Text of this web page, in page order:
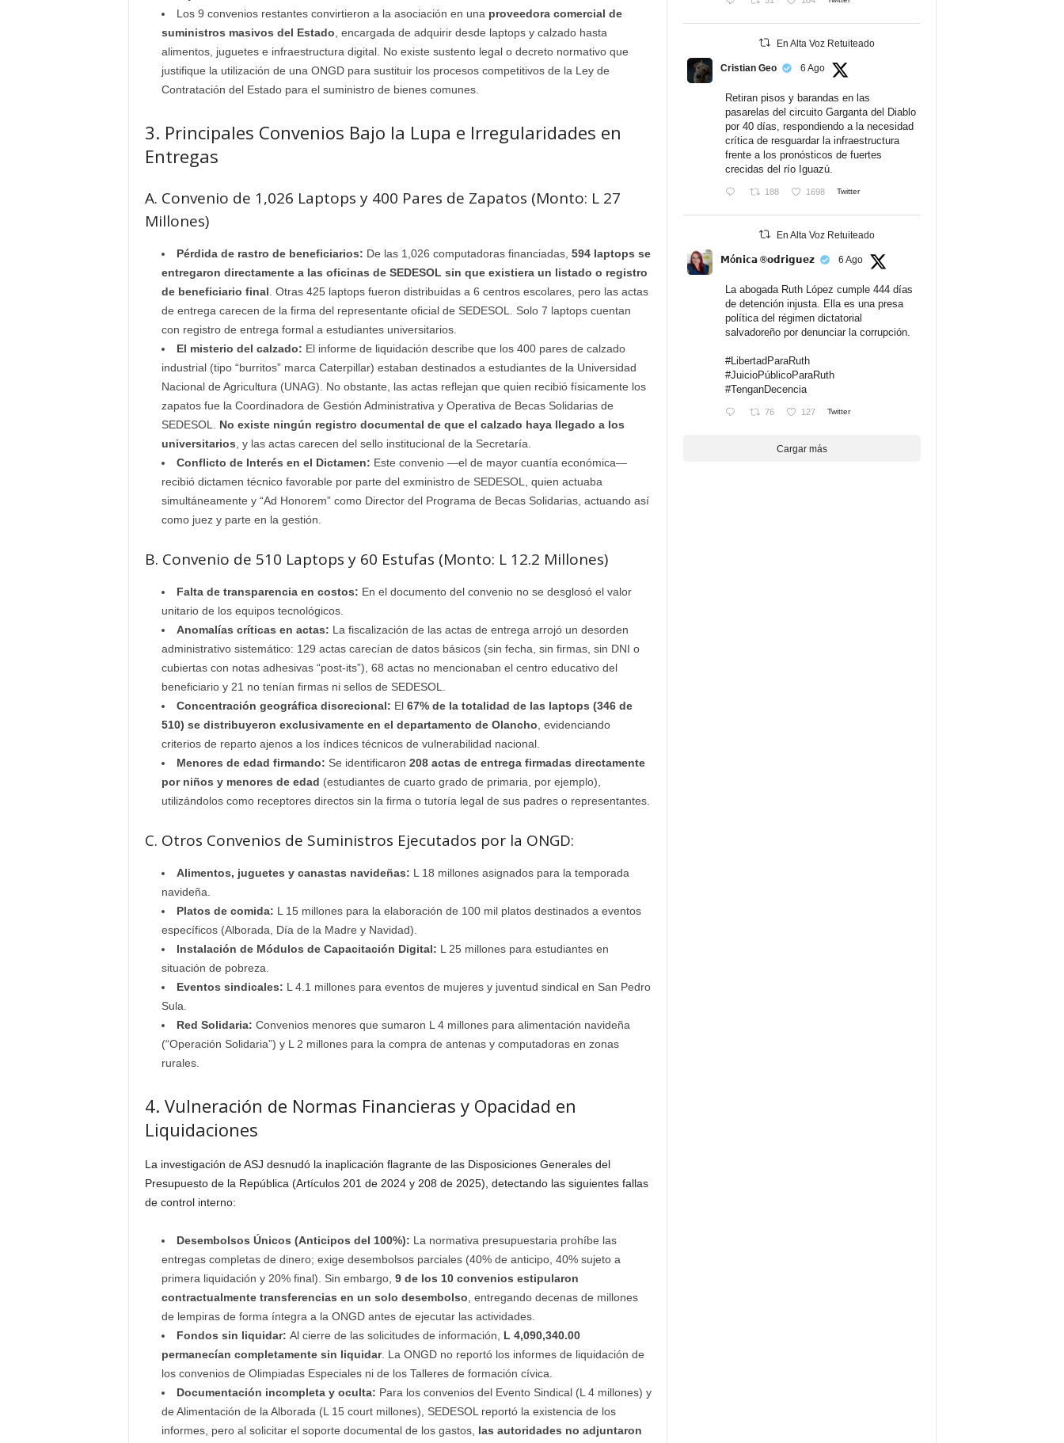
Los 9 convenios restantes convirtieron a la asociación en una proveedora comercial de
suministros masivos del Estado , encargada de adquirir desde laptops y calzado hasta
alimentos, juguetes e infraestructura digital. No existe sustento legal o decreto normativo que
justifique la utilización de una ONGD para sustituir los procesos competitivos de la Ley de
Contratación del Estado para el suministro de bienes comunes.
3. Principales Convenios Bajo la Lupa e Irregularidades en
Entregas
A. Convenio de 1,026 Laptops y 400 Pares de Zapatos (Monto: L 27
Millones)
Pérdida de rastro de beneficiarios: De las 1,026 computadoras financiadas, 594 laptops se
entregaron directamente a las oficinas de SEDESOL sin que existiera un listado o registro
de beneficiario final . Otras 425 laptops fueron distribuidas a 6 centros escolares, pero las actas
de entrega carecen de la firma del representante oficial de SEDESOL. Solo 7 laptops cuentan
con registro de entrega formal a estudiantes universitarios.
El misterio del calzado: El informe de liquidación describe que los 400 pares de calzado
industrial (tipo “burritos” marca Caterpillar) estaban destinados a estudiantes de la Universidad
Nacional de Agricultura (UNAG). No obstante, las actas reflejan que quien recibió físicamente los
zapatos fue la Coordinadora de Gestión Administrativa y Operativa de Becas Solidarias de
SEDESOL. No existe ningún registro documental de que el calzado haya llegado a los
universitarios , y las actas carecen del sello institucional de la Secretaría.
Conflicto de Interés en el Dictamen: Este convenio —el de mayor cuantía económica—
recibió dictamen técnico favorable por parte del exministro de SEDESOL, quien actuaba
simultáneamente y “Ad Honorem” como Director del Programa de Becas Solidarias, actuando así
como juez y parte en la gestión.
B. Convenio de 510 Laptops y 60 Estufas (Monto: L 12.2 Millones)
Falta de transparencia en costos: En el documento del convenio no se desglosó el valor
unitario de los equipos tecnológicos.
Anomalías críticas en actas: La fiscalización de las actas de entrega arrojó un desorden
administrativo sistemático: 129 actas carecían de datos básicos (sin fecha, sin firmas, sin DNI o
cubiertas con notas adhesivas “post-its”), 68 actas no mencionaban el centro educativo del
beneficiario y 21 no tenían firmas ni sellos de SEDESOL.
Concentración geográfica discrecional: El 67% de la totalidad de las laptops (346 de
510) se distribuyeron exclusivamente en el departamento de Olancho , evidenciando
criterios de reparto ajenos a los índices técnicos de vulnerabilidad nacional.
Menores de edad firmando: Se identificaron 208 actas de entrega firmadas directamente
por niños y menores de edad (estudiantes de cuarto grado de primaria, por ejemplo),
utilizándolos como receptores directos sin la firma o tutoría legal de sus padres o representantes.
C. Otros Convenios de Suministros Ejecutados por la ONGD:
Alimentos, juguetes y canastas navideñas: L 18 millones asignados para la temporada
navideña.
Platos de comida: L 15 millones para la elaboración de 100 mil platos destinados a eventos
específicos (Alborada, Día de la Madre y Navidad).
Instalación de Módulos de Capacitación Digital: L 25 millones para estudiantes en
situación de pobreza.
Eventos sindicales: L 4.1 millones para eventos de mujeres y juventud sindical en San Pedro
Sula.
Red Solidaria: Convenios menores que sumaron L 4 millones para alimentación navideña
(“Operación Solidaria”) y L 2 millones para la compra de antenas y computadoras en zonas
rurales.
4. Vulneración de Normas Financieras y Opacidad en
Liquidaciones
La investigación de ASJ desnudó la inaplicación flagrante de las Disposiciones Generales del
Presupuesto de la República (Artículos 201 de 2024 y 208 de 2025), detectando las siguientes fallas
de control interno:
Desembolsos Únicos (Anticipos del 100%): La normativa presupuestaria prohíbe las
entregas completas de dinero; exige desembolsos parciales (40% de anticipo, 40% sujeto a
primera liquidación y 20% final). Sin embargo, 9 de los 10 convenios estipularon
contractualmente transferencias en un solo desembolso , entregando decenas de millones
de lempiras de forma íntegra a la ONGD antes de ejecutar las actividades.
Fondos sin liquidar: Al cierre de las solicitudes de información, L 4,090,340.00
permanecían completamente sin liquidar. La ONGD no reportó los informes de liquidación de
los convenios de Olimpiadas Especiales ni de los Talleres de formación cívica.
Documentación incompleta y oculta: Para los convenios del Evento Sindical (L 4 millones) y
de Alimentación de la Alborada (L 15 court millones), SEDESOL reportó la existencia de los
informes, pero al solicitar el soporte documental de los gastos, las autoridades no adjuntaron
En Alta Voz Retuiteado
Cristian Geo 6 Ago
Retiran pisos y barandas en las
pasarelas del circuito Garganta del Diablo
por 40 días, respondiendo a la necesidad
crítica de resguardar la infraestructura
frente a los pronósticos de fuertes
crecidas del río Iguazú.
188 1698 Twitter
En Alta Voz Retuiteado
𝗠ó𝗻𝗶𝗰𝗮 ®𝗼𝗱𝗿𝗶𝗴𝘂𝗲𝘇 6 Ago
La abogada Ruth López cumple 444 días
de detención injusta. Ella es una presa
política del régimen dictatorial
salvadoreño por denunciar la corrupción.
#LibertadParaRuth
#JuicioPúblicoParaRuth
#TenganDecencia
76 127 Twitter
Cargar más